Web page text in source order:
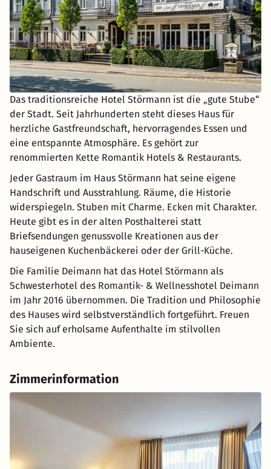
Das traditionsreiche Hotel Störmann ist die „gute Stube“
der Stadt. Seit Jahrhunderten steht dieses Haus für
herzliche Gastfreundschaft, hervorragendes Essen und
eine entspannte Atmosphäre. Es gehört zur
renommierten Kette Romantik Hotels & Restaurants.
Jeder Gastraum im Haus Störmann hat seine eigene
Handschrift und Ausstrahlung. Räume, die Historie
widerspiegeln. Stuben mit Charme. Ecken mit Charakter.
Heute gibt es in der alten Posthalterei statt
Briefsendungen genussvolle Kreationen aus der
hauseigenen Kuchenbäckerei oder der Grill-Küche.
Die Familie Deimann hat das Hotel Störmann als
Schwesterhotel des Romantik- & Wellnesshotel Deimann
im Jahr 2016 übernommen. Die Tradition und Philosophie
des Hauses wird selbstverständlich fortgeführt. Freuen
Sie sich auf erholsame Aufenthalte im stilvollen
Ambiente.
Zimmerinformation